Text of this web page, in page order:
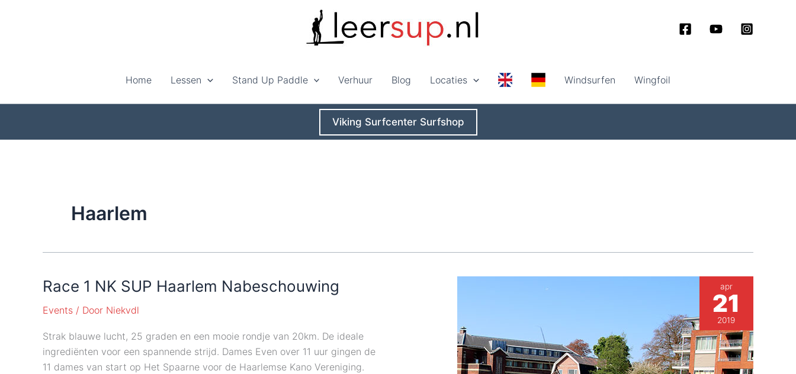
Home Lessen Stand Up Paddle Verhuur Blog Locaties Windsurfen Wingfoil
Viking Surfcenter Surfshop
Haarlem
Race 1 NK SUP Haarlem Nabeschouwing
Events / Door Niekvdl
Strak blauwe lucht, 25 graden en een mooie rondje van 20km. De ideale
ingrediënten voor een spannende strijd. Dames Even over 11 uur gingen de
11 dames van start op Het Spaarne voor de Haarlemse Kano Vereniging.
apr
21
2019